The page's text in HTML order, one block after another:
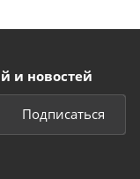
и новостей
Подписаться